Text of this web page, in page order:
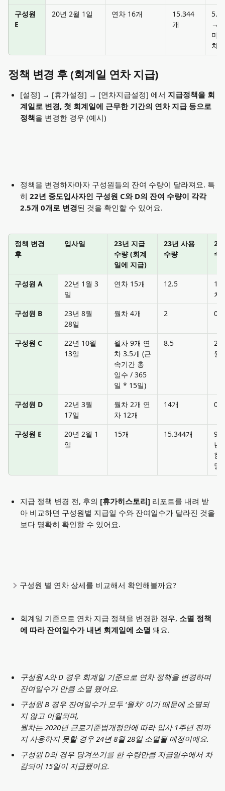
구성원
E
20년 2월 1일 연차 16개
15.344
개
→
미
차
정책 변경 후 (회계일 연차 지급)
[설정] → [휴가설정] → [연차지급설정] 에서 지급정책을 회
계일로 변경, 첫 회계일에 근무한 기간의 연차 지급 등으로
정책을 변경한 경우 (예시)
정책을 변경하자마자 구성원들의 잔여 수량이 달라져요. 특
히 22년 중도입사자인 구성원 C와 D의 잔여 수량이 각각
2.5개 0개로 변경된 것을 확인할 수 있어요.
정책 변경
후
입사일
23년 지급
수량 (회계
일에 지급)
23년 사용
수량
23
수
구성원 A
22년 1월 3
일
연차 15개 12.5
1
차
구성원 B
23년 8월
28일
월차 4개 2 0
구성원 C
22년 10월
13일
월차 9개 연
차 3.5개 (근
속기간 총
일수 / 365
일 * 15일)
8.5
월
구성원 D
22년 3월
17일
월차 2개 연
차 12개
14개 0
구성원 E
20년 2월 1
일
15개 15.344개
년
한
멸
지급 정책 변경 전, 후의 [휴가히스토리] 리포트를 내려 받
아 비교하면 구성원별 지급일 수와 잔여일수가 달라진 것을
보다 명확히 확인할 수 있어요.
구성원 별 연차 상세를 비교해서 확인해볼까요?
회계일 기준으로 연차 지급 정책을 변경한 경우, 소멸 정책
에 따라 잔여일수가 내년 회계일에 소멸 돼요.
구성원 A와 D 경우 회계일 기준으로 연차 정책을 변경하며
잔여일수가 만큼 소멸 됐어요.
구성원 B 경우 잔여일수가 모두 ‘월차’ 이기 때문에 소멸되
지 않고 이월되며,
월차는 2020년 근로기준법개정안에 따라 입사 1주년 전까
지 사용하지 못할 경우 24년 8월 28일 소멸될 예정이에요.
구성원 D의 경우 당겨쓰기를 한 수량만큼 지급일수에서 차
감되어 15일이 지급됐어요.